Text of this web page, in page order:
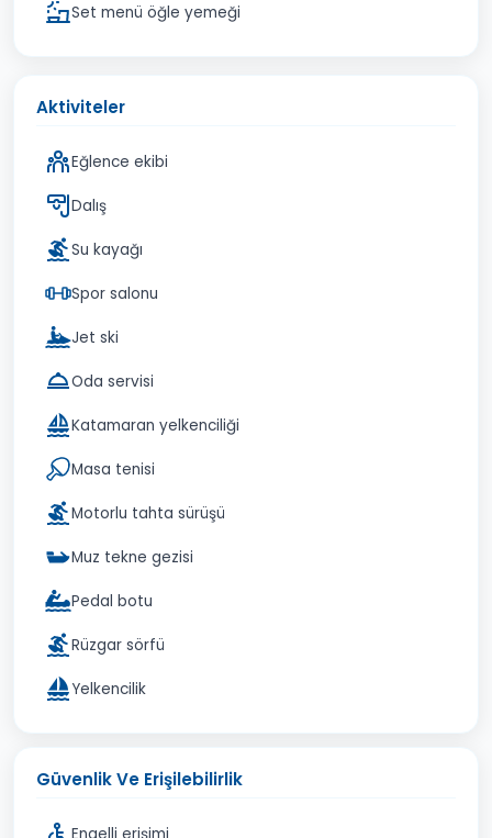
Set menü öğle yemeği
Aktiviteler
Eğlence ekibi
Dalış
Su kayağı
Spor salonu
Jet ski
Oda servisi
Katamaran yelkenciliği
Masa tenisi
Motorlu tahta sürüşü
Muz tekne gezisi
Pedal botu
Rüzgar sörfü
Yelkencilik
Güvenlik Ve Erişilebilirlik
Engelli erişimi